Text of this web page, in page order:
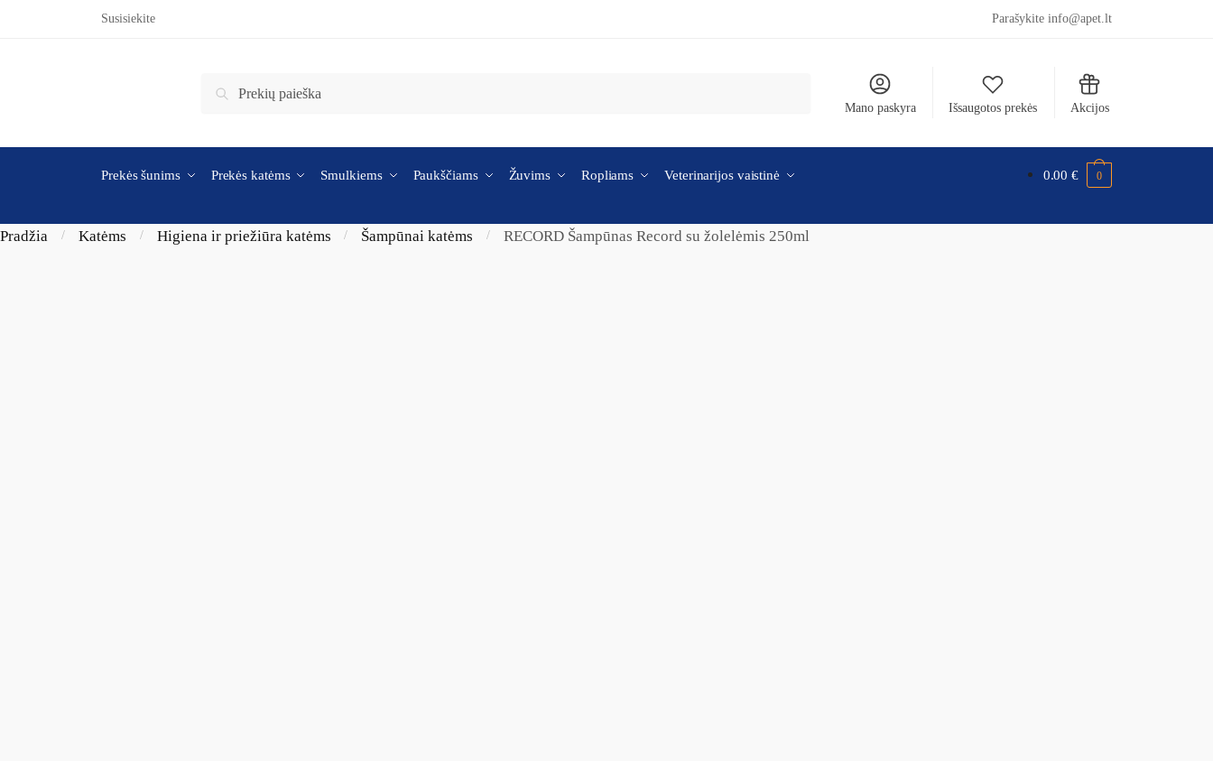
Skip to navigationSusisiekite Parašykite info@apet.lt
Ieškoti:
Ieškoti
Mano paskyra Išsaugotos prekės Akcijos
Prekės šunims Prekės katėms Smulkiems Paukščiams Žuvims Ropliams Veterinarijos vaistinė 0.00€ 0
Pradžia / Katėms / Higiena ir priežiūra katėms / Šampūnai katėms / RECORD Šampūnas Record su žolelėmis 250ml